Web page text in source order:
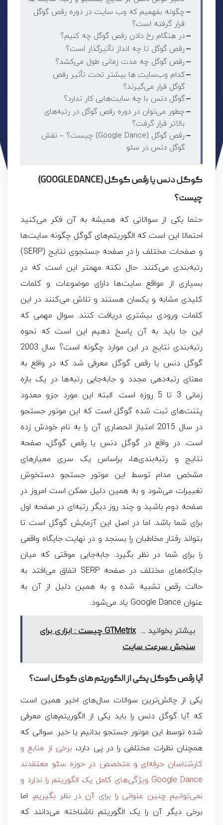
چگونه بفهمیم که وب سایت در دوره رقص گوگل
قرار گرفته است؟
در هنگام رخ دادن رقص گوگل چه کنیم؟
رقص گوگل تا چه انداز تأثیرگذار است؟
رقص گوگل چه مدت زمانی طول می‌کشد؟
کدام وب‌سایت‌ ها بیشتر تحت تأثیر رقص
گوگل قرار می‌گیرند؟
گوگل دنس با چه سایت‌هایی کار ندارد؟
چطور می‌توان در دوره رقص گوگل در رتبه‌های
بالاتر قرار گرفت؟
رقص گوگل (Google Dance) چیست؟ – نقش
گوگل دنس در سئو
گوگل دنس یا رقص گوگل (GOOGLE DANCE)
چیست؟
حتما یکی از سوالاتی که همیشه به آن فکر می‌کنید
احتمالا این است که الگوریتم‌های گوگل چگونه سایت‌ها
و صفحات مختلف را در صفحه جستجوی نتایج (SERP)
رتبه‌بندی می‌کنند. حال نکته مهمتر این است که در
بسیاری از مواقع سایت‌ها دارای موضوعات و کلمات
کلیدی مشابه و یکسان هستند و تلاش می‌کنند در این
کلمات ورودی بیشتری دریافت کنند. سوال مهمی که
این جا باید به آن پاسخ دهیم این است که نحوه
رتبه‌بندی نتایج در این موارد چگونه است؟ سال 2003
گوگل دنس یا رقص گوگل معرفی شد که در واقع به
معنای رتبه‌دهی مجدد و جابه‌جایی رتبه‌ها در یک بازه
زمانی 3 تا 5 روزه است. البته این مورد جزو معدود
پتنت‌های ثبت شده گوگل است که این موتور جستجو
در سال 2015 امتیاز انحصاری آن را به نام خودش زده
است. در واقع در گوگل دنس یا رقص گوگل، صفحه
نتایج و رتبه‌بندی‌ها، براساس یک سری معیارهای
مشخص مدام توسط این موتور جستجو دستخوش
تغییرات می‌شود و به همین دلیل ممکن است امروز در
صفحه دوم باشید و چند روز دیگر رتبه‌ای در صفحه اول
برای شما باشد. اما در اصل این آزمایش گوگل است تا
بتواند رفتار مخاطبان را بسنجد و در نهایت جایگاه واقعی
را برای شما در نظر بگیرد. جابه‌جایی موقتی که میان
جایگاه‌های مختلف در صفحه SERP اتفاق می‌افتد به
حالت رقص تشبیه شده و به همین دلیل از آن به
عنوان Google Dance یاد می‌شود.
بیشتر بخوانید ...
GTMetrix چیست : ابزاری برای
سنجش سرعت سایت
آیا رقص گوگل یکی از الگوریتم‌ های گوگل است؟
یکی از چالش‌ترین سوالات سال‌های اخیر همین است
که آیا گوگل دنس را باید یکی از الگوریتم‌های معرفی
شده توسط این موتور جستجو بدانیم یا خیر. سوالی که
همچنان نظرات مختلفی را در پی دارد، برخی از منابع و
کارشناسان حرفه‌ای و متخصص در حوزه سئو معتقدند
Google Dance ویژگی‌های کامل یک الگوریتم را ندارد و
نمی‌توانیم چنین عنوانی را برای آن در نظر بگیریم. اما
برخی دیگر آن را یک الگوریتم ناشناخته می‌دانند که